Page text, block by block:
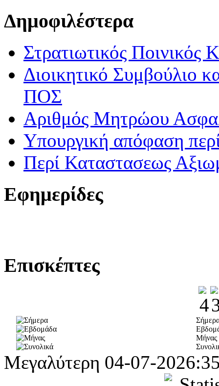
Δημοφιλέστερα
Στρατιωτικός Ποινικός
Διοικητικό Συμβούλιο
ΠΟΣ
Αριθμός Μητρώου
Υπουργική απόφαση
Περί Καταστασεως
Εφημερίδες
Επισκέπτες
Μήνας
Μεγαλύτερη 04-07-